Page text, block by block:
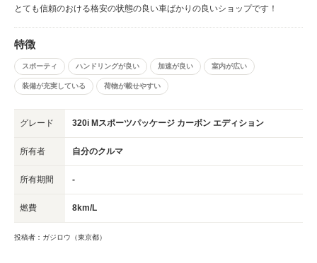
とても信頼のおける格安の状態の良い車ばかりの良いショップです！
特徴
スポーティ ハンドリングが良い 加速が良い 室内が広い
装備が充実している 荷物が載せやすい
グレード 320i Mスポーツパッケージ カーボン エディション
所有者 自分のクルマ
所有期間 -
燃費 8km/L
投稿者：ガジロウ（東京都）